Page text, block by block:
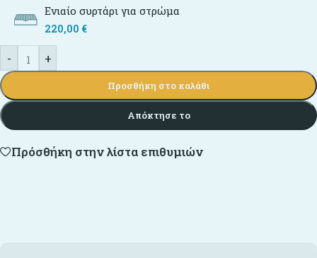
Ενιαίο συρτάρι για στρώμα
220,00 €
- +
Προσθήκη στο καλάθι
Απόκτησε το
Πρόσθήκη στην λίστα επιθυμιών